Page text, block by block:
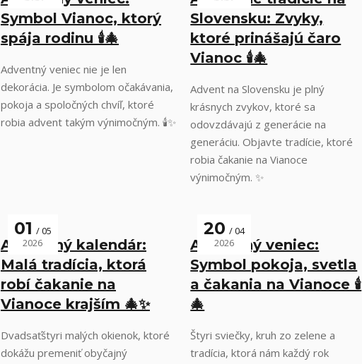
Symbol Vianoc, ktorý
spája rodinu 🕯️🎄
Adventný veniec nie je len
dekorácia. Je symbolom očakávania,
pokoja a spoločných chvíľ, ktoré
robia advent takým výnimočným. 🕯️✨
Slovensku: Zvyky,
ktoré prinášajú čaro
Vianoc 🕯️🎄
Advent na Slovensku je plný
krásnych zvykov, ktoré sa
odovzdávajú z generácie na
generáciu. Objavte tradície, ktoré
robia čakanie na Vianoce
výnimočným. ✨
Adventný kalendár:
Malá tradícia, ktorá
robí čakanie na
Vianoce krajším 🎄✨
01
05
2026
Dvadsaťštyri malých okienok, ktoré
dokážu premeniť obyčajný
Adventný veniec:
Symbol pokoja, svetla
a čakania na Vianoce 🕯️
🎄
20
04
2026
Štyri sviečky, kruh zo zelene a
tradícia, ktorá nám každý rok